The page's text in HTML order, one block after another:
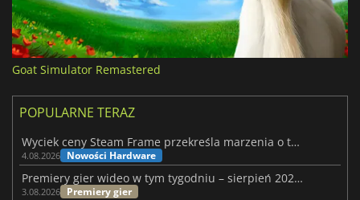
Goat Simulator Remastered
POPULARNE TERAZ
Wyciek ceny Steam Frame przekreśla marzenia o tanim zestawie VR
4.08.2026 Nowości Hardware
Premiery gier wideo w tym tygodniu – sierpień 2026 r. (32. tydzień)
3.08.2026 Premiery gier